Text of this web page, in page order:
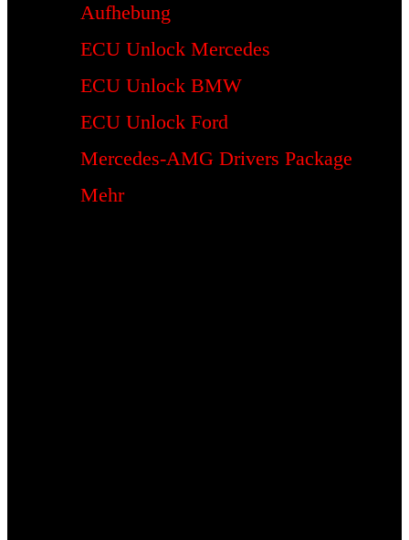
Aufhebung
ECU Unlock Mercedes
ECU Unlock BMW
ECU Unlock Ford
Mercedes-AMG Drivers Package
Mehr